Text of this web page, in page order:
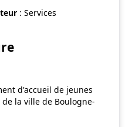
: Services
d'accueil de jeunes
la ville de Boulogne-